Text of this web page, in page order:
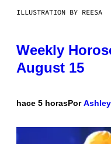
ILLUSTRATION BY REESA
Weekly
August 15
hace 5 horasPor